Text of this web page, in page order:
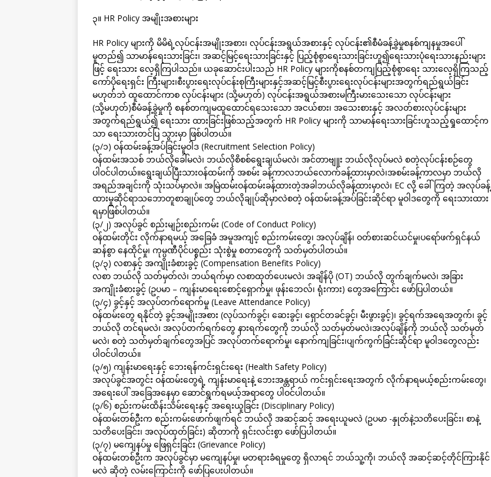
၃။ HR Policy အမျိုးအစားများ
HR Policy များကို မိမိရဲ့လုပ်ငန်းအမျိုးအစား၊ လုပ်ငန်းအရွယ်အစားနှင့် လုပ်ငန်း၏စီမံခန့်ခွဲမှုစနစ်ကျနမှုအပေါ်
မူတည်၍ သာမာန်ရေးသားခြင်း၊ အဆင့်မြင့်ရေးသားခြင်းနှင့် ပြည့်စုံစွာရေးသားခြင်းဟူ၍ရေးသားပုံရေးသားနည်းများ
ဖြင့် ရေးသား လေ့ရှိကြပါသည်။ ယခုဆောင်းပါးသည် HR Policy များကိုစနစ်တကျပြည့်စုံစွာရေး သားလေ့ရှိကြသည့်
ကော်ပိုရေးရှင်း ကြီးများ၊စီးပွားရေးလုပ်ငန်းစုကြီးများနှင့်အဆင့်မြင့်စီးပွားရေးလုပ်ငန်းများအတွက်ရည်ရွယ်ခြင်း
မဟုတ်ဘဲ ထူထောင်ကာစ လုပ်ငန်းများ (သို့မဟုတ်) လုပ်ငန်းအရွယ်အစားမကြီးမားသေးသော လုပ်ငန်းများ
(သို့မဟုတ်)စီမံခန့်ခွဲမှုကို စနစ်တကျမထူထောင်ရသေးသော အငယ်စား၊ အသေးစားနှင့် အလတ်စားလုပ်ငန်းများ
အတွက်ရည်ရွယ်၍ ရေးသား ထားခြင်းဖြစ်သည့်အတွက် HR Policy များကို သာမာန်ရေးသားခြင်းဟူသည့်ရှုထောင့်က
သာ ရေးသားတင်ပြ သွားမှာ ဖြစ်ပါတယ်။
(၃/၁) ဝန်ထမ်းခန့်အပ်ခြင်းမူဝါဒ (Recruitment Selection Policy)
ဝန်ထမ်းအသစ် ဘယ်လိုခေါ်မလဲ၊ ဘယ်လိုစိစစ်ရွေးချယ်မလဲ၊ အင်တာဗျူး ဘယ်လိုလုပ်မလဲ စတဲ့လုပ်ငန်းစဉ်တွေ
ပါဝင်ပါတယ်။ရွေးချယ်ပြီးသားဝန်ထမ်းကို အစမ်း ခန့်ကာလဘယ်လောက်ခန့်ထားမှာလဲ၊အစမ်းခန့်ကာလမှာ ဘယ်လို
အရည်အချင်းကို သုံးသပ်မှာလဲ။ အမြဲထမ်းဝန်ထမ်းခန့်ထားတဲ့အခါဘယ်လိုခန့်ထားမှာလဲ၊ EC လို့ ခေါ်ကြတဲ့ အလုပ်ခန့်
ထားမှုဆိုင်ရာသဘောတူစာချုပ်တွေ ဘယ်လိုချုပ်ဆိုမှာလဲစတဲ့ ဝန်ထမ်းခန့်အပ်ခြင်းဆိုင်ရာ မူဝါဒတွေကို ရေးသားထား
ရမှာဖြစ်ပါတယ်။
(၃/၂) အလုပ်ခွင် စည်းမျဉ်းစည်းကမ်း (Code of Conduct Policy)
ဝန်ထမ်းတိုင်း လိုက်နာရမယ့် အခြေခံ အမူအကျင့် စည်းကမ်းတွေ၊ အလုပ်ချိန်၊ ဝတ်စားဆင်ယင်မှု၊ပရော်ဖက်ရှင်နယ်
ဆန်စွာ နေထိုင်မှု၊ ကုမ္ပဏီပိုင်ပစ္စည်း သုံးစွဲမှု စတာတွေကို သတ်မှတ်ပါတယ်။
(၃/၃) လစာနှင့် အကျိုးခံစားခွင့် (Compensation Benefits Policy)
လစာ ဘယ်လို သတ်မှတ်လဲ၊ ဘယ်ရက်မှာ လစာထုတ်ပေးမလဲ၊ အချိန်ပို (OT) ဘယ်လို တွက်ချက်မလဲ၊ အခြား
အကျိုးခံစားခွင့် (ဥပမာ – ကျန်းမာရေးစောင့်ရှောက်မှု၊ ဖုန်းဘေလ်၊ ရုံးကား) တွေအကြောင်း ဖော်ပြပါတယ်။
(၃/၄) ခွင့်နှင့် အလုပ်တက်ရောက်မှု (Leave Attendance Policy)
ဝန်ထမ်းတွေ ရနိုင်တဲ့ ခွင့်အမျိုးအစား (လုပ်သက်ခွင့်၊ ဆေးခွင့်၊ ရှောင်တခင်ခွင့်၊ မီးဖွားခွင့်)၊ ခွင့်ရက်အရေအတွက်၊ ခွင့်
ဘယ်လို တင်ရမလဲ၊ အလုပ်တက်ရက်တွေ နားရက်တွေကို ဘယ်လို သတ်မှတ်မလဲ၊အလုပ်ချိန်ကို ဘယ်လို သတ်မှတ်
မလဲ၊ စတဲ့ သတ်မှတ်ချက်တွေအပြင် အလုပ်တက်ရောက်မှု၊ နောက်ကျခြင်း၊ပျက်ကွက်ခြင်းဆိုင်ရာ မူဝါဒတွေလည်း
ပါဝင်ပါတယ်။
(၃/၅) ကျန်းမာရေးနှင့် ဘေးရန်ကင်းရှင်းရေး (Health Safety Policy)
အလုပ်ခွင်အတွင်း ဝန်ထမ်းတွေရဲ့ ကျန်းမာရေးနဲ့ ဘေးအန္တရာယ် ကင်းရှင်းရေးအတွက် လိုက်နာရမယ့်စည်းကမ်းတွေ၊
အရေးပေါ် အခြေအနေမှာ ဆောင်ရွက်ရမယ့်အရာတွေ ပါဝင်ပါတယ်။
(၃/၆) စည်းကမ်းထိန်းသိမ်းရေးနှင့် အရေးယူခြင်း (Disciplinary Policy)
ဝန်ထမ်းတစ်ဦးက စည်းကမ်းဖောက်ဖျက်ရင် ဘယ်လို အဆင့်ဆင့် အရေးယူမလဲ (ဥပမာ -နှုတ်နဲ့သတိပေးခြင်း၊ စာနဲ့
သတိပေးခြင်း၊ အလုပ်ထုတ်ခြင်း) ဆိုတာကို ရှင်းလင်းစွာ ဖော်ပြပါတယ်။
(၃/၇) မကျေနပ်မှု ဖြေရှင်းခြင်း (Grievance Policy)
ဝန်ထမ်းတစ်ဦးက အလုပ်ခွင်မှာ မကျေနပ်မှု၊ မတရားခံရမှုတွေ ရှိလာရင် ဘယ်သူ့ကို၊ ဘယ်လို အဆင့်ဆင့်တိုင်ကြားနိုင်
မလဲ ဆိုတဲ့ လမ်းကြောင်းကို ဖော်ပြပေးပါတယ်။